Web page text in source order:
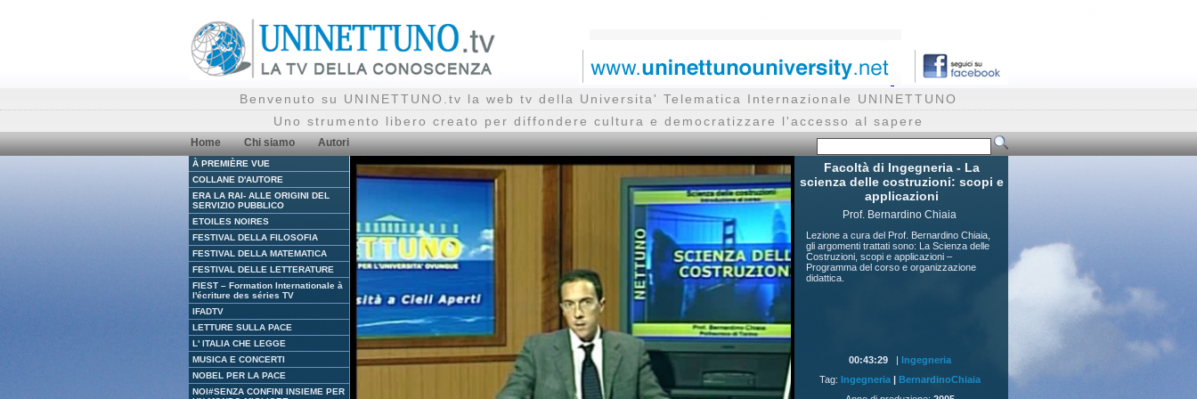
Benvenuto su UNINETTUNO.tv la web tv della Universita' Telematica Internazionale UNINETTUNO
Uno strumento libero creato per diffondere cultura e democratizzare l'accesso al sapere
Home Chi siamo Autori
À PREMIÈRE VUE
COLLANE D'AUTORE
ERA LA RAI- ALLE ORIGINI DEL
SERVIZIO PUBBLICO
ETOILES NOIRES
FESTIVAL DELLA FILOSOFIA
FESTIVAL DELLA MATEMATICA
FESTIVAL DELLE LETTERATURE
FIEST – Formation Internationale à
l'écriture des séries TV
IFADTV
LETTURE SULLA PACE
L' ITALIA CHE LEGGE
MUSICA E CONCERTI
NOBEL PER LA PACE
NOI#SENZA CONFINI INSIEME PER
Facoltà di Ingegneria - La
scienza delle costruzioni: scopi e
applicazioni
Prof. Bernardino Chiaia
Lezione a cura del Prof. Bernardino Chiaia,
gli argomenti trattati sono: La Scienza delle
Costruzioni, scopi e applicazioni –
Programma del corso e organizzazione
didattica.
00:43:29| Ingegneria
Tag: Ingegneria| BernardinoChiaia